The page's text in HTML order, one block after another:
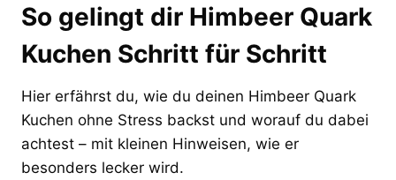
So gelingt dir Himbeer Quark
Kuchen Schritt für Schritt
Hier erfährst du, wie du deinen Himbeer Quark
Kuchen ohne Stress backst und worauf du dabei
achtest – mit kleinen Hinweisen, wie er
besonders lecker wird.